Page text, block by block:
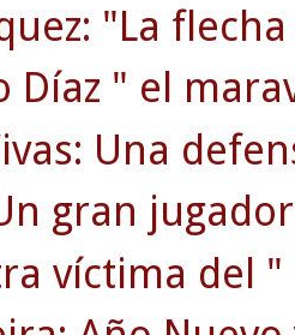
"La
Díaz " el
Una
gran
víctima del